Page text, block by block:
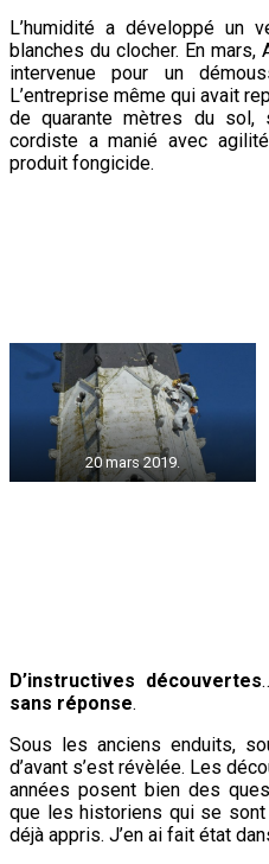
L’humidité a développé un
blanches du clocher. En
intervenue pour un
L’entreprise même qui avait
de quarante mètres du sol,
cordiste a manié avec
produit fongicide.
20 mars 2019.
D’instructives découvertes
sans réponse.
Sous les anciens enduits,
d’avant s’est révèlée. Les
années posent bien des
que les historiens qui se
déjà appris. J’en ai fait état